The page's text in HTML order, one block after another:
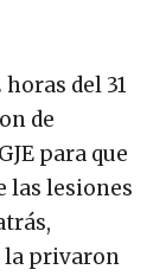
del 31
de
para que
las lesiones
la privaron